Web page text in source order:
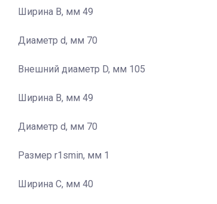
Ширина B, мм 49
Диаметр d, мм 70
Внешний диаметр D, мм 105
Ширина B, мм 49
Диаметр d, мм 70
Размер r1smin, мм 1
Ширина C, мм 40